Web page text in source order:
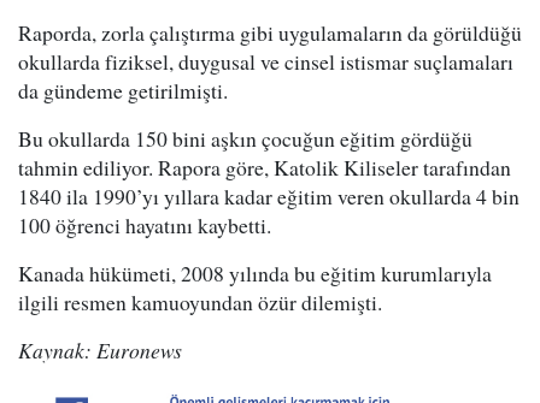
Raporda, zorla çalıştırma gibi uygulamaların da görüldüğü
okullarda fiziksel, duygusal ve cinsel istismar suçlamaları
da gündeme getirilmişti.
Bu okullarda 150 bini aşkın çocuğun eğitim gördüğü
tahmin ediliyor. Rapora göre, Katolik Kiliseler tarafından
1840 ila 1990’yı yıllara kadar eğitim veren okullarda 4 bin
100 öğrenci hayatını kaybetti.
Kanada hükümeti, 2008 yılında bu eğitim kurumlarıyla
ilgili resmen kamuoyundan özür dilemişti.
Kaynak: Euronews